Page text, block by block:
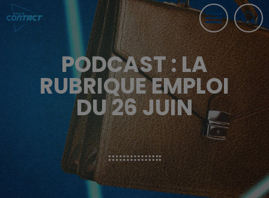
PODCAST : LA
RUBRIQUE EMPLOI
DU 26 JUIN